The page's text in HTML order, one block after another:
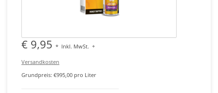
€ 9,95 * Inkl. MwSt. +
Versandkosten
Grundpreis: €995,00 pro Liter